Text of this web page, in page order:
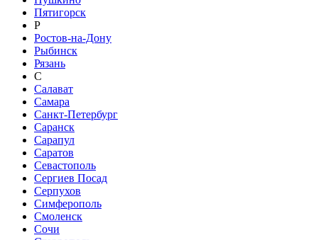
Пятигорск
Р
Ростов-на-Дону
Рыбинск
Рязань
С
Салават
Самара
Санкт-Петербург
Саранск
Сарапул
Саратов
Севастополь
Сергиев Посад
Серпухов
Симферополь
Смоленск
Сочи